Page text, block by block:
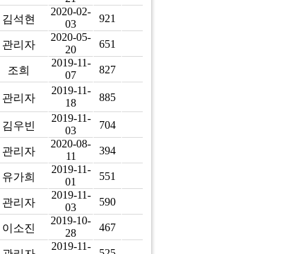
김석현
2020-02-
03
921
관리자
2020-05-
20
651
조희
2019-11-
07
827
관리자
2019-11-
18
885
김우빈
2019-11-
03
704
관리자
2020-08-
11
394
유가희
2019-11-
01
551
관리자
2019-11-
03
590
이소진
2019-10-
28
467
2019-11-